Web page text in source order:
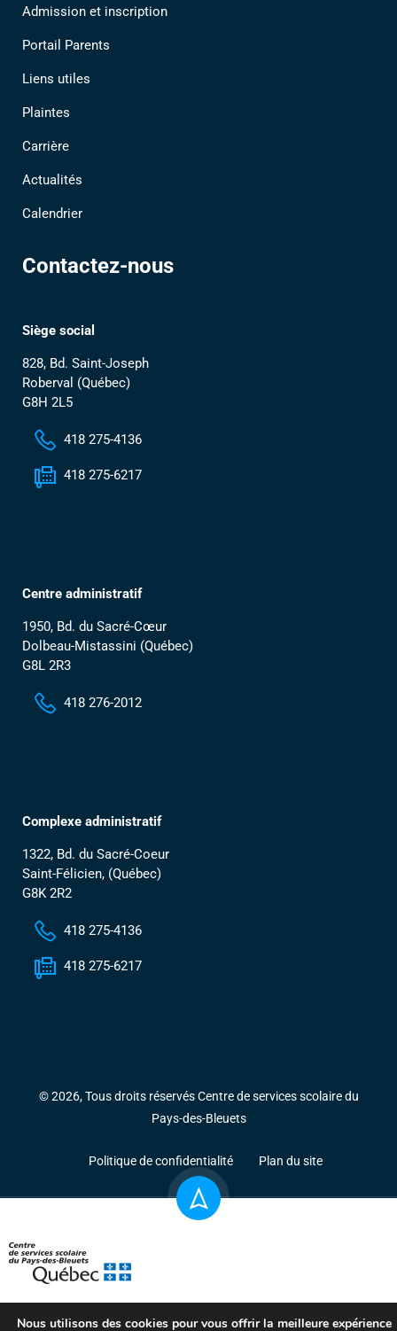
Admission et inscription
Portail Parents
Liens utiles
Plaintes
Carrière
Actualités
Calendrier
Contactez-nous
Siège social
828, Bd. Saint-Joseph
Roberval (Québec)
G8H 2L5
418 275-4136
418 275-6217
Centre administratif
1950, Bd. du Sacré-Cœur
Dolbeau-Mistassini (Québec)
G8L 2R3
418 276-2012
Complexe administratif
1322, Bd. du Sacré-Coeur
Saint-Félicien, (Québec)
G8K 2R2
418 275-4136
418 275-6217
© 2026, Tous droits réservés Centre de services scolaire du
Pays-des-Bleuets
Politique de confidentialité Plan du site
Ministère de l’Éducation du Québec
Nous utilisons des cookies pour vous offrir la meilleure expérience